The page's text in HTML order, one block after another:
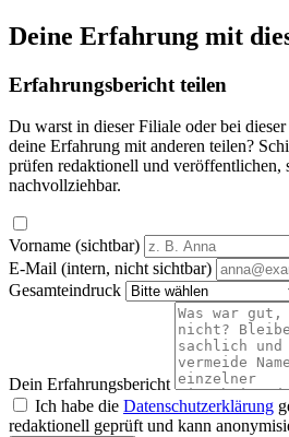
Deine Erfahrung mit
Erfahrungsbericht teilen
Du warst in dieser Filiale oder bei
deine Erfahrung mit anderen teilen?
prüfen redaktionell und veröffentlichen,
nachvollziehbar.
Vorname (sichtbar)
E-Mail (intern, nicht sichtbar)
Gesamteindruck
Dein Erfahrungsbericht
Ich habe die Datenschutzerklärung
redaktionell geprüft und kann